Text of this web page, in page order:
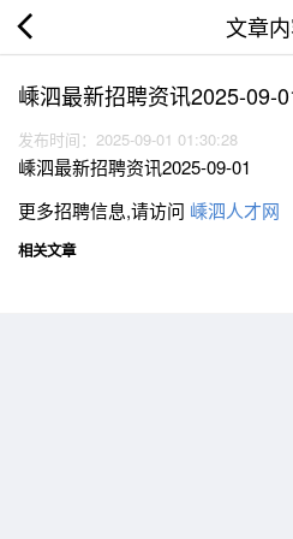
文章
嵊泗最新招聘资讯2025-09-
发布时间：2025-09-01 01:30:28
嵊泗最新招聘资讯2025-09-01
更多招聘信息,请访问 嵊泗人才网
相关文章